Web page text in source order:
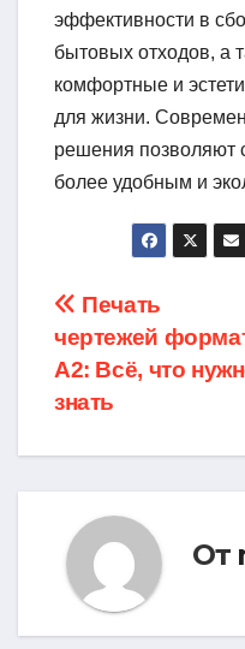
эффективности в
бытовых отходов, а
комфортные и
для жизни.
решения позволяют
более удобным и
Навигация
по
записям
Печать
чертежей
A2: Всё, что
знать
От